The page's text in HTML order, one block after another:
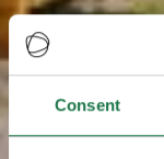
Consent